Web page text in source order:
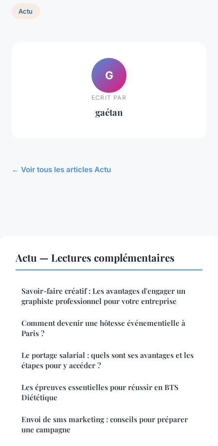
Actu
G
ECRIT PAR
gaétan
← Voir tous les articles Actu
Actu — Lectures complémentaires
Savoir-faire créatif : Les avantages d'engager un
graphiste professionnel pour votre entreprise
Comment devenir une hôtesse événementielle à
Paris ?
Le portage salarial : quels sont ses avantages et les
étapes pour y accéder ?
Les épreuves essentielles pour réussir en BTS
Diététique
Envoi de sms marketing : conseils pour préparer
une campagne